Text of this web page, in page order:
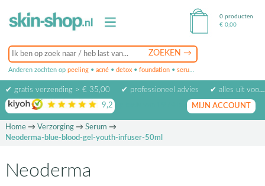
Anderen zochten op peeling • acné • detox • foundation • serum
0 producten
€ 0,00
✔ gratis verzending > € 35,00 ✔ professioneel advies
✔ alles uit voorraad leverbaar
9,2 op basis van beoordelingen
MIJN ACCOUNT
Home→ Verzorging→ Serum →
Neoderma-blue-blood-gel-youth-infuser-50ml
Neoderma